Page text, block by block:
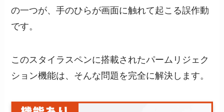
の一つが、手のひらが画面に触れて起こる誤作動
です。
このスタイラスペンに搭載されたパームリジェク
ション機能は、そんな問題を完全に解決します。